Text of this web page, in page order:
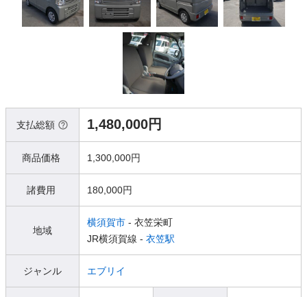
支払総額 1,480,000円
商品価格 1,300,000円
諸費用 180,000円
地域
横須賀市 - 衣笠栄町
JR横須賀線 - 衣笠駅
ジャンル エブリイ